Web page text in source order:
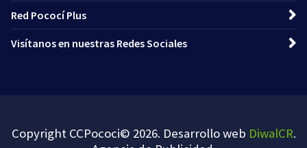
Red Pococí Plus
Visítanos en nuestras Redes Sociales
Copyright CCPococi© 2026. Desarrollo web DiwalCR.